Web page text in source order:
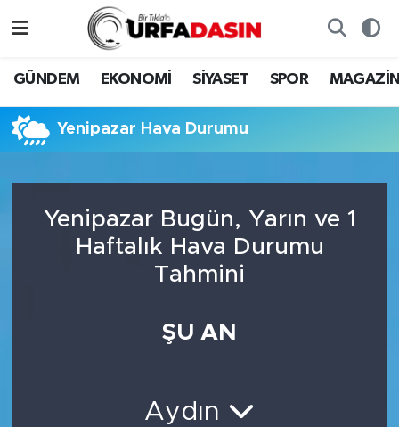
GÜNDEM EKONOMİ SİYASET SPOR
Yenipazar Hava Durumu
Yenipazar Bugün, Yarın ve 1
Haftalık Hava Durumu
Tahmini
ŞU AN
Aydın
MAGAZİN
Nöbetçi Eczaneler
Süper Lig Puan Durumu ve Fikstür
Son Dakika Haberleri